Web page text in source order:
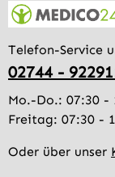
Telefon-Service
02744 -
Mo.-Do.: 07:30 -
Freitag: 07:30 -
Oder über unser